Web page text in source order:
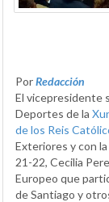
PorRedacción
El vicepresidente
Deportes de la
de los Reis
Exteriores y con la
21-22, Cecilia
Europeo que
de Santiago y